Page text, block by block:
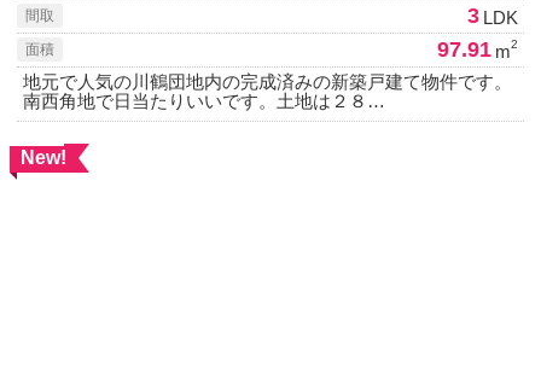
間取 3 LDK
面積 97.91 m2
地元で人気の川鶴団地内の完成済みの新築戸建て物件です。
南西角地で日当たりいいです。土地は２８…
New!